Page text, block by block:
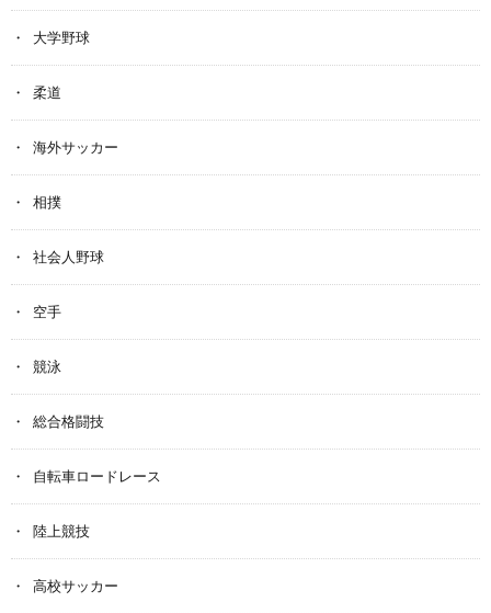
大学野球
柔道
海外サッカー
相撲
社会人野球
空手
競泳
総合格闘技
自転車ロードレース
陸上競技
高校サッカー